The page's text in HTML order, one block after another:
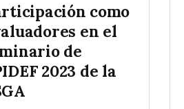
como
en el
de
2023 de la